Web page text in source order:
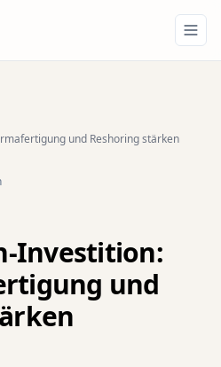
und Reshoring stärken
Investition:
und